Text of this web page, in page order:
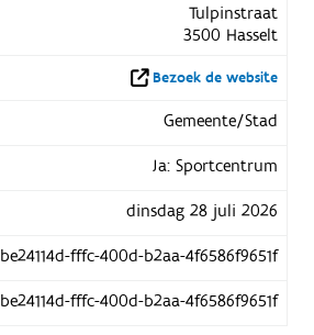
Tulpinstraat
3500 Hasselt
Bezoek de website
Gemeente/Stad
Ja: Sportcentrum
dinsdag 28 juli 2026
be24114d-fffc-400d-b2aa-4f6586f9651f
be24114d-fffc-400d-b2aa-4f6586f9651f